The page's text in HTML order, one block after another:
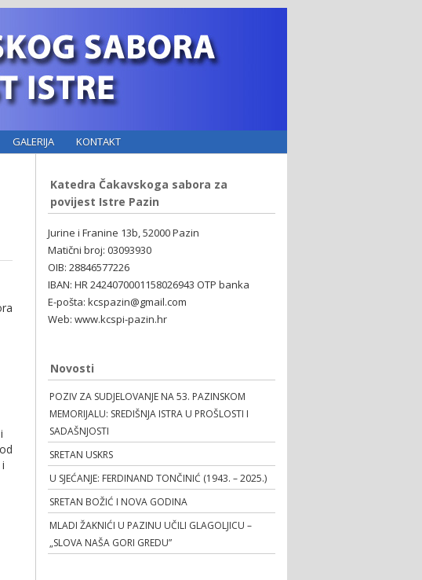
GALERIJA KONTAKT
Katedra Čakavskoga sabora za
povijest Istre Pazin
Jurine i Franine 13b, 52000 Pazin
Matični broj: 03093930
OIB: 28846577226
IBAN: HR 2424070001158026943 OTP banka
E-pošta: kcspazin@gmail.com
Web: www.kcspi-pazin.hr
Novosti
POZIV ZA SUDJELOVANJE NA 53. PAZINSKOM
MEMORIJALU: SREDIŠNJA ISTRA U PROŠLOSTI I
SADAŠNJOSTI
SRETAN USKRS
U SJEĆANJE: FERDINAND TONČINIĆ (1943. – 2025.)
SRETAN BOŽIĆ I NOVA GODINA
MLADI ŽAKNIĆI U PAZINU UČILI GLAGOLJICU –
„SLOVA NAŠA GORI GREDU”